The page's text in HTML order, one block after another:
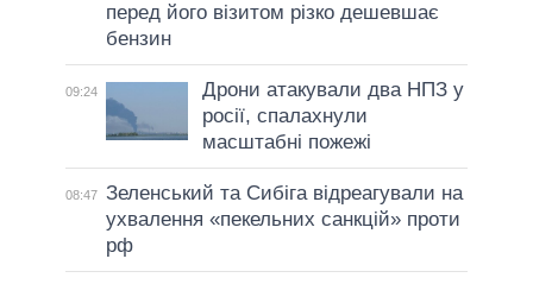
перед його візитом різко дешевшає
бензин
09:24
Дрони атакували два НПЗ у
росії, спалахнули
масштабні пожежі
08:47 Зеленський та Сибіга відреагували на
ухвалення «пекельних санкцій» проти
рф